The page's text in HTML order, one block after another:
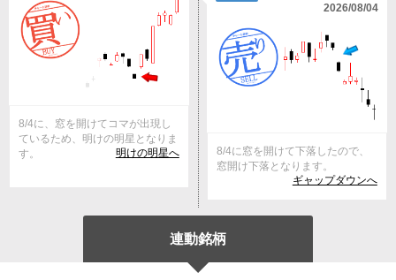
8/4に、窓を開けてコマが出現し
ているため、明けの明星となりま
す。
明けの明星へ
2026/08/04
8/4に窓を開けて下落したので、
窓開け下落となります。
ギャップダウンへ
連動銘柄